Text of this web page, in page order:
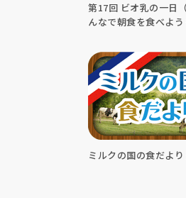
第17回 ビオ乳の一日
んなで朝食を食べよ
ミルクの国の食だよ